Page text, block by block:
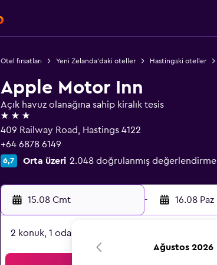
Otel fırsatları Yeni Zelanda'daki oteller Hastingski oteller
Apple Motor Inn
Açık havuz olanağına sahip kiralık tesis
3 yıldız
409 Railway Road, Hastings 4122
+64 6878 6149
6,7 Orta üzeri 2.048 doğrulanmış değerlendirme
15.08 Cmt - 16.08 Paz
2 konuk, 1 oda
Ağustos 2026